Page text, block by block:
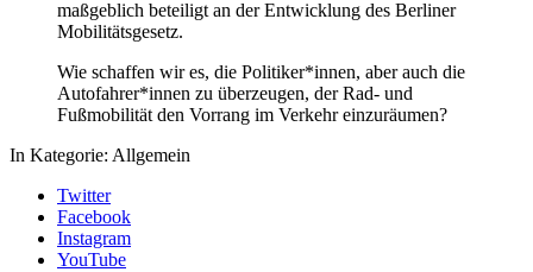
maßgeblich beteiligt an der Entwicklung des Berliner
Mobilitätsgesetz.
Wie schaffen wir es, die Politiker*innen, aber auch die
Autofahrer*innen zu überzeugen, der Rad- und
Fußmobilität den Vorrang im Verkehr einzuräumen?
In Kategorie: Allgemein
Twitter
Facebook
Instagram
YouTube